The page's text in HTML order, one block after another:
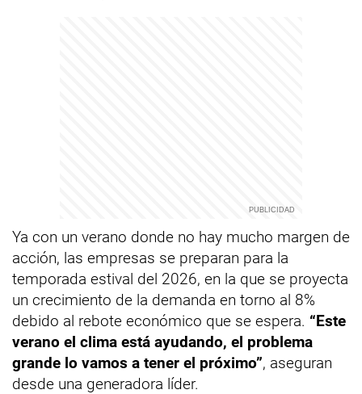
Ya con un verano donde no hay mucho margen de
acción, las empresas se preparan para la
temporada estival del 2026, en la que se proyecta
un crecimiento de la demanda en torno al 8%
debido al rebote económico que se espera. “Este
verano el clima está ayudando, el problema
grande lo vamos a tener el próximo”, aseguran
desde una generadora líder.